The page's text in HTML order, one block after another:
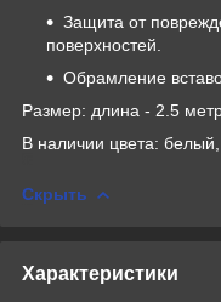
Защита от
поверхностей.
Обрамление
Размер: длина - 2.5
В наличии цвета:
Скрыть
Характеристики